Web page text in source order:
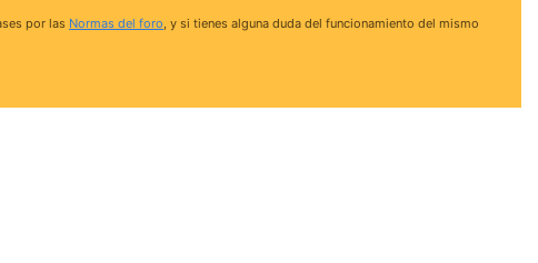
por las Normas del foro, y si tienes alguna duda del funcionamiento del mismo